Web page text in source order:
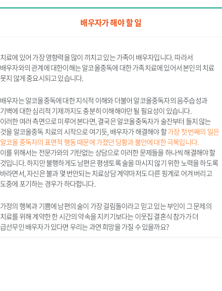
배우자가 해야 할 일
치료에 있어 가장 영향력을 많이 끼치고 있는 가족이 배우자입니다. 따라서
배우자와의 관계에 대한이해는 알코올중독에 대한 가족치료에 있어서 본인의 치료
못지 않게 중요시되고 있습니다.
배우자는 알코올중독에 대한 지식적 이해와 더불어 알코올중독자의 음주습성과
기벽에 대한 심리적 기제까지도 충분히 이해해야만 될 필요성이 있습니다.
이러한 여러 측면으로 미루어 본다면, 결국은 알코올중독자가 술잔부터 들지 않는
것을 알코올중독 치료의 시작으로 여기듯, 배우자가 해결해야 할가장 첫 번째의 일은
알코올 중독자의 표면적 행동 때문에 가졌던 당황과 불안에 대한 극복입니다.
이를 위해서는 전문가와의 기탄없는 상담으로 이러한 문제들을 하나씩 해결해야 할
것입니다. 하지만 불행하게도 남편은 평생토록 술을 마시지 않기 위한 노력을 하도록
바라면서, 자신은 불과 몇 번안되는 치료상담 계약마저도 다른 핑계로 어겨 버리고
도중에 포기하는 경우가 하다합니다.
가정의 행복과 기쁨에 남편의 술이 가장 걸림돌이라고 믿고 있는 부인이 그 문제의
치료를 위해 계약한 한 시간의 약속을 지키기보다는 이웃집 결혼식 참가가 더
급선무인 배우자가 있다면 우리는 과연 희망을 가질 수 있을까요?